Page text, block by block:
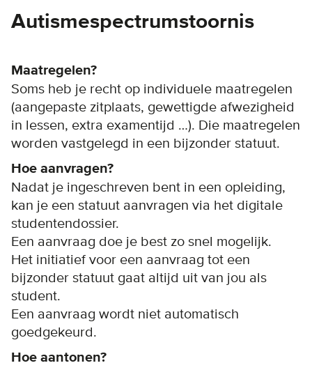
Autismespectrumstoornis
Maatregelen?
Soms heb je recht op individuele maatregelen
(aangepaste zitplaats, gewettigde afwezigheid
in lessen, extra examentijd …). Die maatregelen
worden vastgelegd in een bijzonder statuut.
Hoe aanvragen?
Nadat je ingeschreven bent in een opleiding,
kan je een statuut aanvragen via het digitale
studentendossier.
Een aanvraag doe je best zo snel mogelijk.
Het initiatief voor een aanvraag tot een
bijzonder statuut gaat altijd uit van jou als
student.
Een aanvraag wordt niet automatisch
goedgekeurd.
Hoe aantonen?